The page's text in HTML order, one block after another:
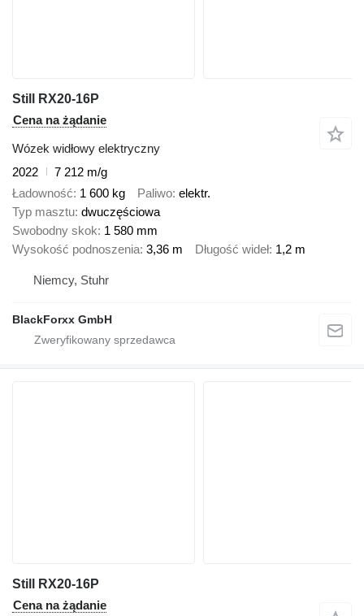
Still RX20-16P
Cena na żądanie
Wózek widłowy elektryczny
2022
7 212 m/g
Ładowność 1 600 kg Paliwo elektr.
Typ masztu dwuczęściowa
Swobodny skok 1 580 mm
Wysokość podnoszenia 3,36 m Długość wideł 1,2 m
Niemcy, Stuhr
BlackForxx GmbH
Still RX20-16P
Cena na żądanie